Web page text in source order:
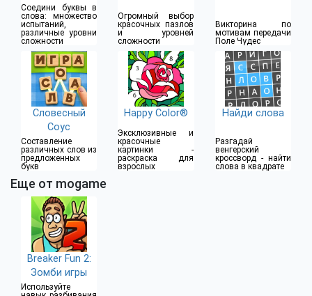
Соедини буквы в
слова: множество
испытаний,
различные уровни
сложности
Огромный выбор
красочных пазлов
и уровней
сложности
Викторина по
мотивам передачи
Поле Чудес
Словесный
Соус
Составление
различных слов из
предложенных
букв
Happy Color®
Эксклюзивные и
красочные
картинки -
раскраска для
взрослых
Найди слова
Разгадай
венгерский
кроссворд - найти
слова в квадрате
Еще от mogame
Breaker Fun 2:
Зомби игры
Используйте